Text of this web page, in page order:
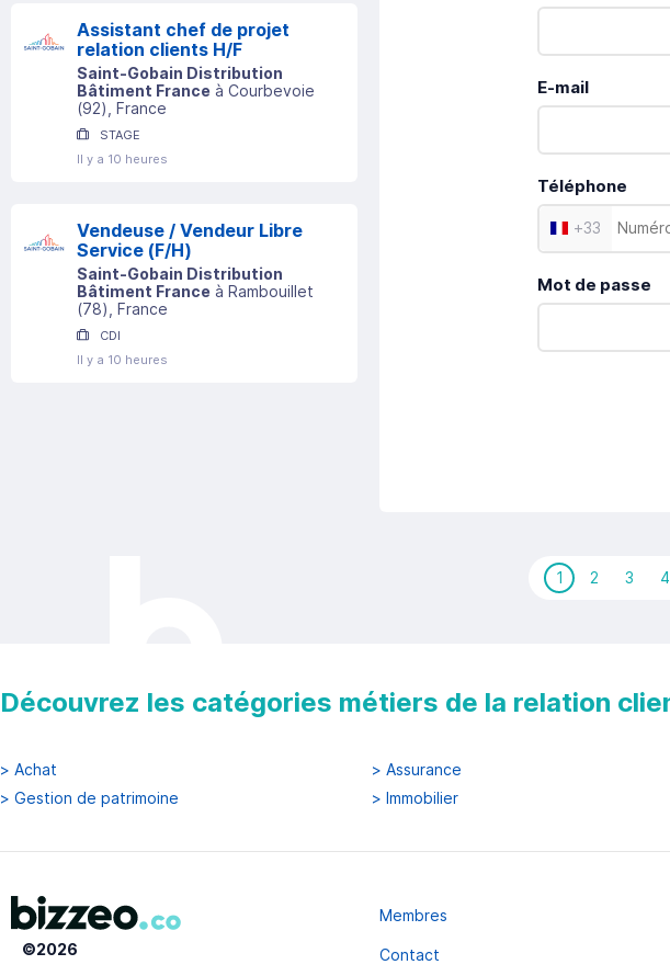
Assistant chef de projet
relation clients H/F
Saint-Gobain Distribution
Bâtiment France à Courbevoie
(92) , France
STAGE
Il y a 10 heures
Vendeuse / Vendeur Libre
Service (F/H)
Saint-Gobain Distribution
Bâtiment France à Rambouillet
(78) , France
CDI
Il y a 10 heures
E-mail
Téléphone
+33
Mot de passe
1 2 3 4
Découvrez les catégories métiers de la relation
> Achat > Assurance
> Gestion de patrimoine > Immobilier
©2026
Membres
Contact